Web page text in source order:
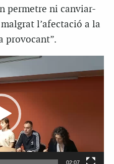
permetre ni canviar-
l’afectació a la
provocant”.
02:07